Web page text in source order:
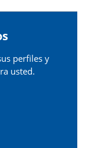
perfiles y
usted.